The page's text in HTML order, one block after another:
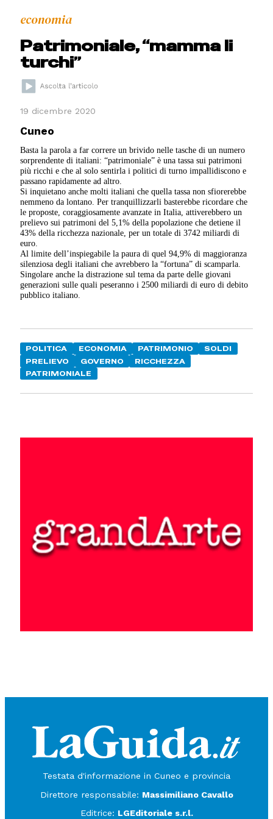
economia
Patrimoniale, “mamma li
turchi”
19 dicembre 2020
Cuneo
Basta la parola a far correre un brivido nelle tasche di un numero
sorprendente di italiani: “patrimoniale” è una tassa sui patrimoni
più ricchi e che al solo sentirla i politici di turno impallidiscono e
passano rapidamente ad altro.
Si inquietano anche molti italiani che quella tassa non sfiorerebbe
nemmeno da lontano. Per tranquillizzarli basterebbe ricordare che
le proposte, coraggiosamente avanzate in Italia, attiverebbero un
prelievo sui patrimoni del 5,1% della popolazione che detiene il
43% della ricchezza nazionale, per un totale di 3742 miliardi di
euro.
Al limite dell’inspiegabile la paura di quel 94,9% di maggioranza
silenziosa degli italiani che avrebbero la “fortuna” di scamparla.
Singolare anche la distrazione sul tema da parte delle giovani
generazioni sulle quali peseranno i 2500 miliardi di euro di debito
pubblico italiano.
POLITICA ECONOMIA PATRIMONIO
SOLDI
PRELIEVO
GOVERNO
RICCHEZZA
PATRIMONIALE
Testata d'informazione in Cuneo e provincia
Direttore responsabile: Massimiliano Cavallo
Editrice: LGEditoriale s.r.l.